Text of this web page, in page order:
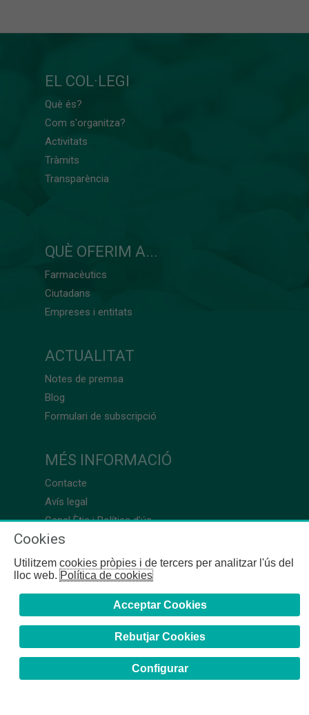
EL COL·LEGI
Què és?
Com s'organitza?
Activitats
Tràmits
Transparència
QUÈ OFERIM A...
Farmacèutics
Ciutadans
Empreses i entitats
ACTUALITAT
Notes de premsa
Blog
Formulari de subscripció
MÉS INFORMACIÓ
Contacte
Avís legal
Canal Ètic i Política d’ús
Cookies
Utilitzem cookies pròpies i de tercers per analitzar l'ús del
lloc web.Política de cookies
Acceptar Cookies
Rebutjar Cookies
Configurar